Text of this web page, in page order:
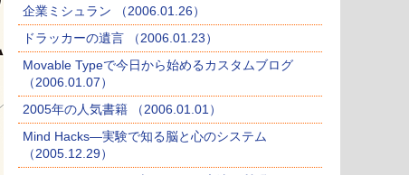
企業ミシュラン （2006.01.26）
ドラッカーの遺言 （2006.01.23）
Movable Typeで今日から始めるカスタムブログ
（2006.01.07）
2005年の人気書籍 （2006.01.01）
Mind Hacks―実験で知る脳と心のシステム
（2005.12.29）